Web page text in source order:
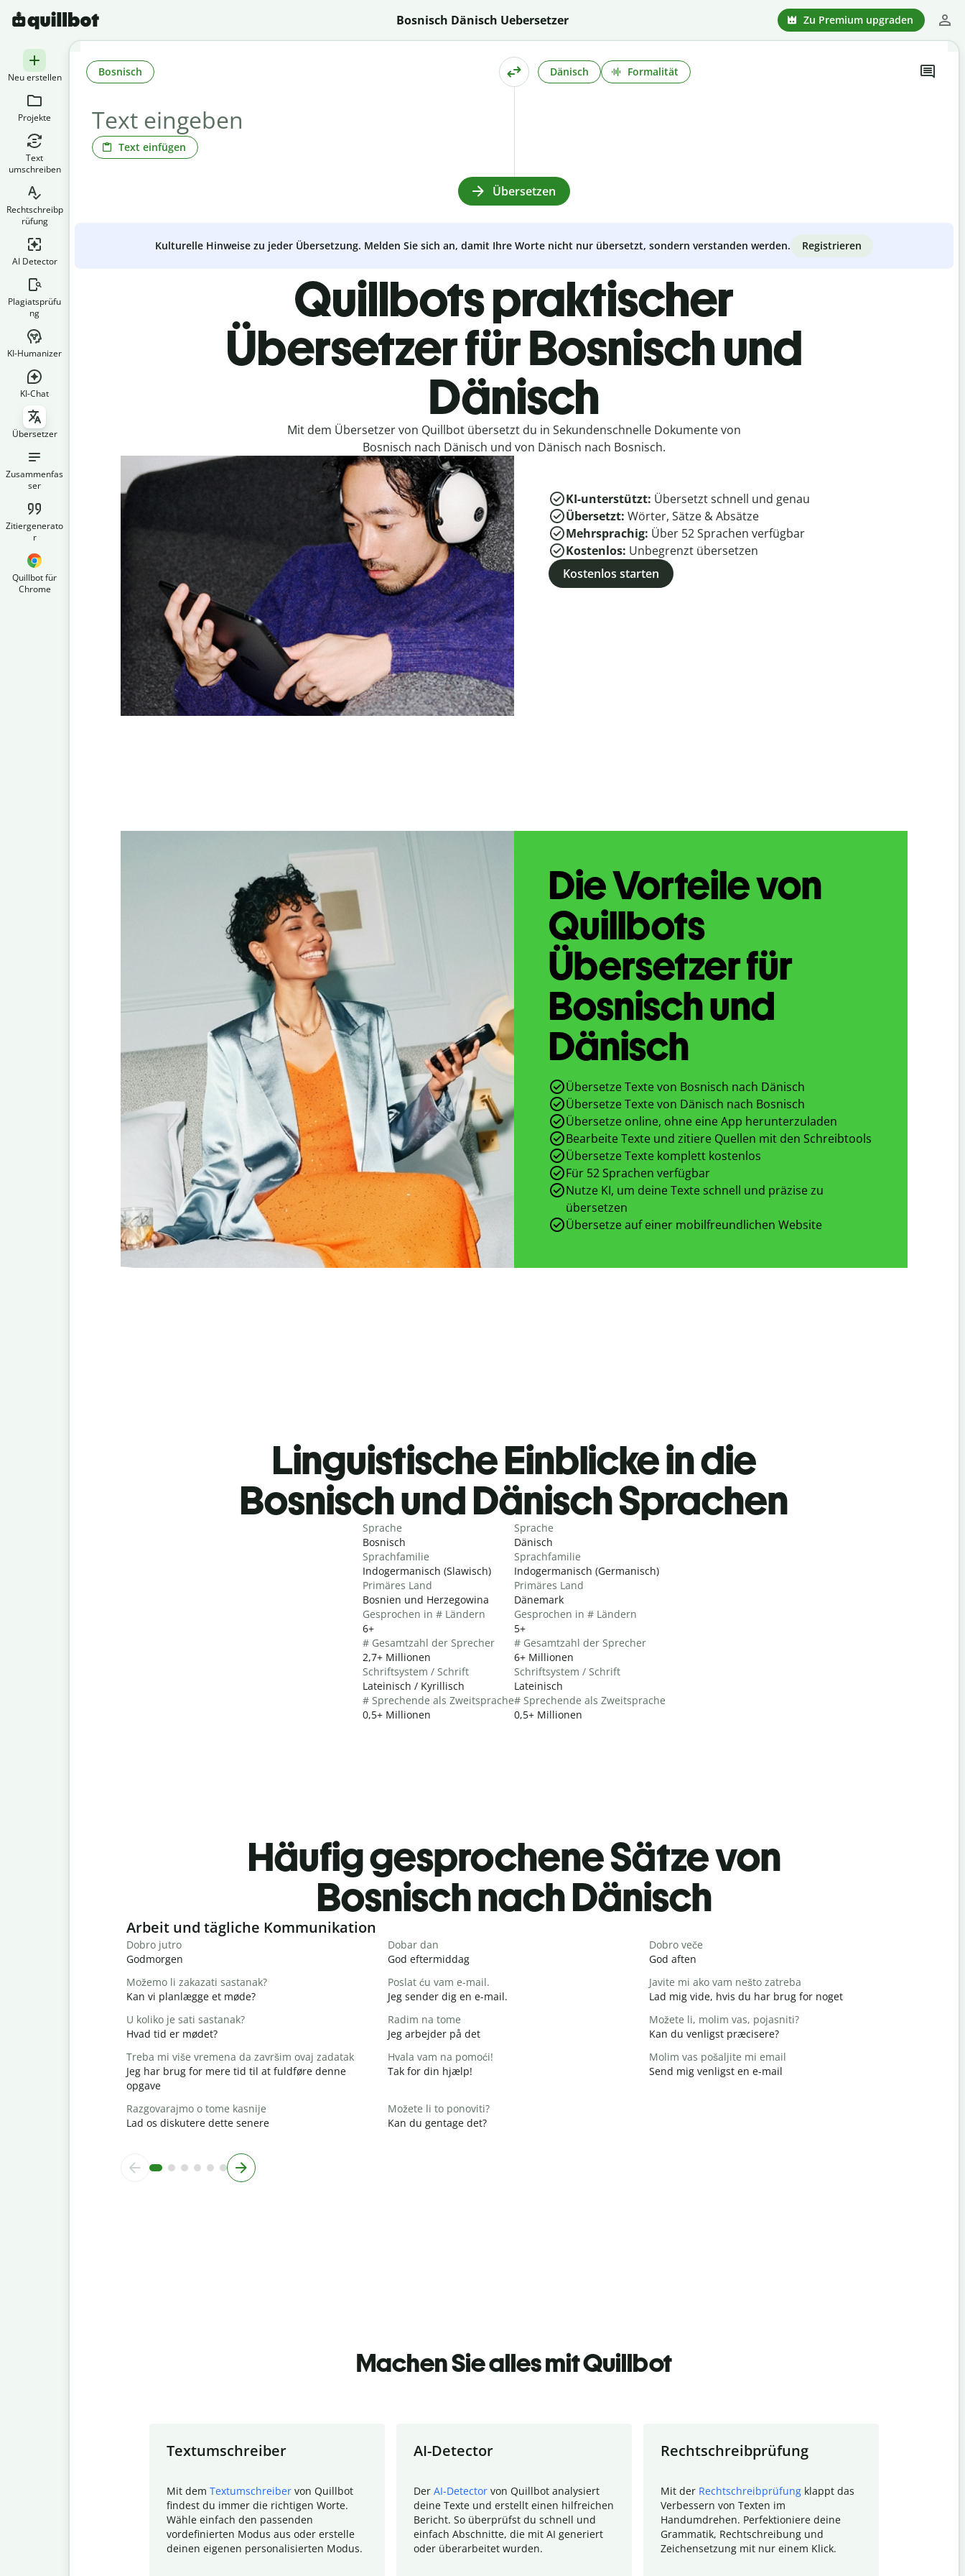
Bosnisch Dänisch Uebersetzer Zu Premium upgraden
Neu erstellen
Projekte
Text
umschreiben
Rechtschreibp
rüfung
AI Detector
Plagiatsprüfu
ng
KI-Humanizer
KI-Chat
Übersetzer
Zusammenfas
ser
Zitiergenerato
r
Quillbot für
Chrome
Text einfügen
Bosnisch Dänisch Formalität
Übersetzen
Kulturelle Hinweise zu jeder Übersetzung. Melden Sie sich an, damit Ihre Worte nicht nur übersetzt, sondern verstanden werden. Registrieren
Quillbots praktischer
Übersetzer für Bosnisch und
Dänisch
Mit dem Übersetzer von Quillbot übersetzt du in Sekundenschnelle Dokumente von
Bosnisch nach Dänisch und von Dänisch nach Bosnisch.
KI-unterstützt: Übersetzt schnell und genau
Übersetzt: Wörter, Sätze & Absätze
Mehrsprachig: Über 52Sprachen verfügbar
Kostenlos: Unbegrenzt übersetzen
Kostenlos starten
Die Vorteile von
Quillbots
Übersetzer für
Bosnisch und
Dänisch
Übersetze Texte von Bosnisch nach Dänisch
Übersetze Texte von Dänisch nach Bosnisch
Übersetze online, ohne eine App herunterzuladen
Bearbeite Texte und zitiere Quellen mit den Schreibtools
Übersetze Texte komplett kostenlos
Für 52 Sprachen verfügbar
Nutze KI, um deine Texte schnell und präzise zu
übersetzen
Übersetze auf einer mobilfreundlichen Website
Linguistische Einblicke in die
Bosnisch und Dänisch Sprachen
Sprache
Bosnisch
Sprachfamilie
Indogermanisch (Slawisch)
Primäres Land
Bosnien und Herzegowina
Gesprochen in # Ländern
6+
# Gesamtzahl der Sprecher
2,7+ Millionen
Schriftsystem / Schrift
Lateinisch / Kyrillisch
# Sprechende als Zweitsprache
0,5+ Millionen
Sprache
Dänisch
Sprachfamilie
Indogermanisch (Germanisch)
Primäres Land
Dänemark
Gesprochen in # Ländern
5+
# Gesamtzahl der Sprecher
6+ Millionen
Schriftsystem / Schrift
Lateinisch
# Sprechende als Zweitsprache
0,5+ Millionen
Häufig gesprochene Sätze von
Bosnisch nach Dänisch
Slide 1 of 6
Arbeit und tägliche Kommunikation
Dobro jutro
Godmorgen
Dobar dan
God eftermiddag
Dobro veče
God aften
Možemo li zakazati sastanak?
Kan vi planlægge et møde?
Poslat ću vam e-mail.
Jeg sender dig en e-mail.
Javite mi ako vam nešto zatreba
Lad mig vide, hvis du har brug for noget
U koliko je sati sastanak?
Hvad tid er mødet?
Radim na tome
Jeg arbejder på det
Možete li, molim vas, pojasniti?
Kan du venligst præcisere?
Treba mi više vremena da završim ovaj zadatak
Jeg har brug for mere tid til at fuldføre denne
opgave
Hvala vam na pomoći!
Tak for din hjælp!
Molim vas pošaljite mi email
Send mig venligst en e-mail
Razgovarajmo o tome kasnije
Lad os diskutere dette senere
Možete li to ponoviti?
Kan du gentage det?
Machen Sie alles mit Quillbot
Textumschreiber
Mit dem Textumschreiber von Quillbot
findest du immer die richtigen Worte.
Wähle einfach den passenden
vordefinierten Modus aus oder erstelle
deinen eigenen personalisierten Modus.
AI-Detector
Der AI-Detector von Quillbot analysiert
deine Texte und erstellt einen hilfreichen
Bericht. So überprüfst du schnell und
einfach Abschnitte, die mit AI generiert
oder überarbeitet wurden.
Rechtschreibprüfung
Mit der Rechtschreibprüfung klappt das
Verbessern von Texten im
Handumdrehen. Perfektioniere deine
Grammatik, Rechtschreibung und
Zeichensetzung mit nur einem Klick.